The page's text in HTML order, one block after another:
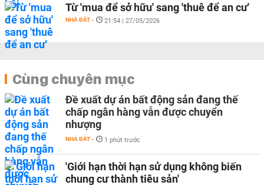
Từ 'mua để sở hữu' sang 'thuê để an cư'
NHÀ ĐẤT - 21:54 | 27/05/2026
Cùng chuyên mục
Đề xuất dự án bất động sản đang thế
chấp ngân hàng vẫn được chuyển
nhượng
NHÀ ĐẤT - 1 phút trước
'Giới hạn thời hạn sử dụng không biến
chung cư thành tiêu sản'